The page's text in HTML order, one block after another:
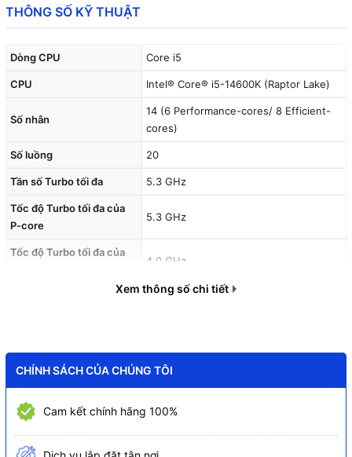
THÔNG SỐ KỸ THUẬT
Dòng CPU Core i5
CPU Intel® Core® i5-14600K (Raptor Lake)
Số nhân
14 (6 Performance-cores/ 8 Efficient-
cores)
Số luồng 20
Tần số Turbo tối đa 5.3 GHz
Tốc độ Turbo tối đa của
P-core
5.3 GHz
Tốc độ Turbo tối đa của
4.0 GHz
Tốc độ cơ bản của P-core 3.5 GHz
Điện năng tiêu thụ 125W - 181W
Bộ nhớ đệm 24MB Intel® Smart Cache
Bo mạch chủ tương thích
Xem thông số chi tiết
CHÍNH SÁCH CỦA CHÚNG TÔI
Cam kết chính hãng 100%